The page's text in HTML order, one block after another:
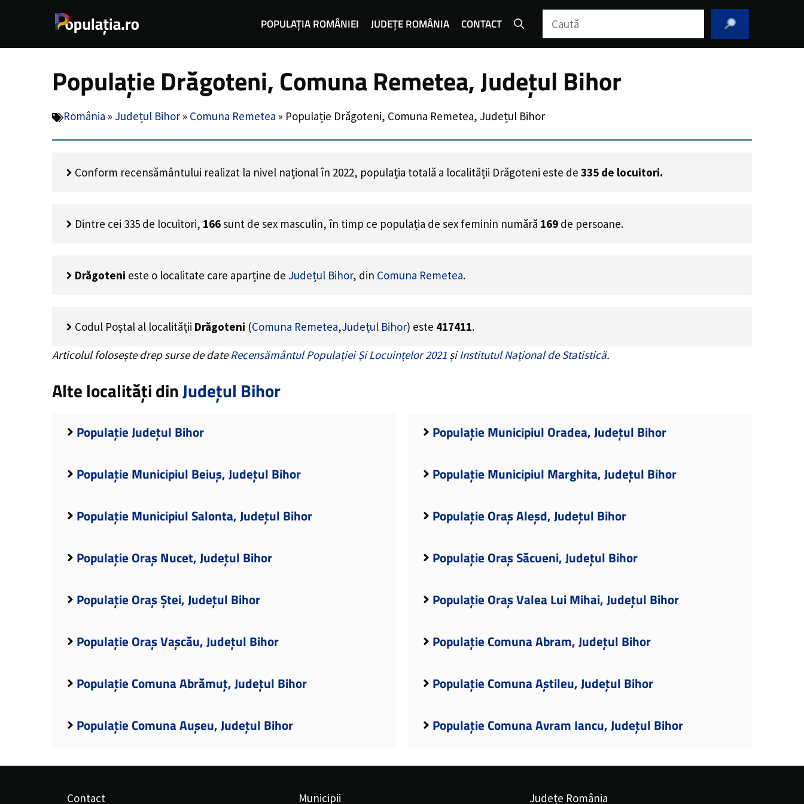
POPULAȚIA ROMÂNIEI JUDEȚE ROMÂNIA CONTACT Caută
Populație Drăgoteni, Comuna Remetea, Județul Bihor
România » Județul Bihor » Comuna Remetea » Populație Drăgoteni, Comuna Remetea, Județul Bihor
Conform recensământului realizat la nivel național în 2022, populația totală a localității Drăgoteni este de 335 de locuitori.
Dintre cei 335 de locuitori, 166sunt de sex masculin, în timp ce populația de sex feminin numără 169 de persoane.
Drăgoteni este o localitate care aparține de Județul Bihor, din Comuna Remetea.
Codul Poștal al localității Drăgoteni (Comuna Remetea,Județul Bihor) este 417411.
Articolul folosește drep surse de dateRecensământul Populației Și Locuințelor 2021 șiInstitutul Național de Statistică.
Alte localități dinJudețul Bihor
Populație Județul Bihor Populație Municipiul Oradea, Județul Bihor
Populație Municipiul Beiuș, Județul Bihor Populație Municipiul Marghita, Județul Bihor
Populație Municipiul Salonta, Județul Bihor Populație Oraș Aleșd, Județul Bihor
Populație Oraș Nucet, Județul Bihor Populație Oraș Săcueni, Județul Bihor
Populație Oraș Ștei, Județul Bihor Populație Oraș Valea Lui Mihai, Județul Bihor
Populație Oraș Vașcău, Județul Bihor Populație Comuna Abram, Județul Bihor
Populație Comuna Abrămuț, Județul Bihor Populație Comuna Aștileu, Județul Bihor
Populație Comuna Aușeu, Județul Bihor Populație Comuna Avram Iancu, Județul Bihor
Contact Municipii Județe România